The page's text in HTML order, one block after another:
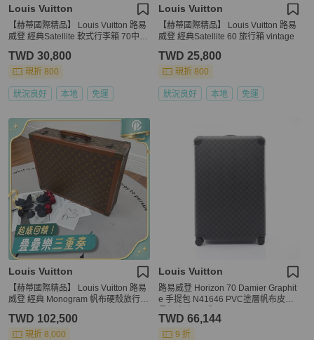
Louis Vuitton
【赫蒂國際精品】 Louis Vuitton 路易
威登 經典Satellite 軟式行李箱 70中古
TWD 30,800
現折 800
狀況良好 本地 免運
Louis Vuitton
【赫蒂國際精品】 Louis Vuitton 路易
威登 經典Satellite 60 旅行箱 vintage
TWD 25,800
現折 800
狀況良好 本地 免運
Louis Vuitton
【赫蒂國際精品】 Louis Vuitton 路易
威登 經典 Monogram 帆布硬殼旅行箱
TWD 102,500
現折 8,000
Louis Vuitton
路易威登 Horizon 70 Damier Graphit
e 手提包 N41646 PVC塗層帆布皮革
TWD 66,144
9 折